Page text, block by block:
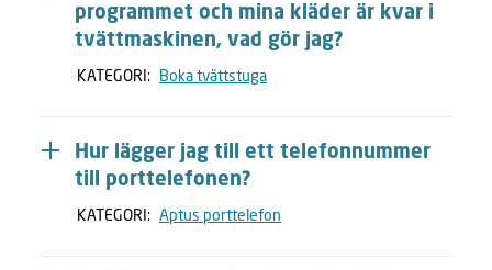
programmet och mina kläder är kvar i
tvättmaskinen, vad gör jag?
KATEGORI: Boka tvättstuga
Hur lägger jag till ett telefonnummer
till porttelefonen?
KATEGORI: Aptus porttelefon